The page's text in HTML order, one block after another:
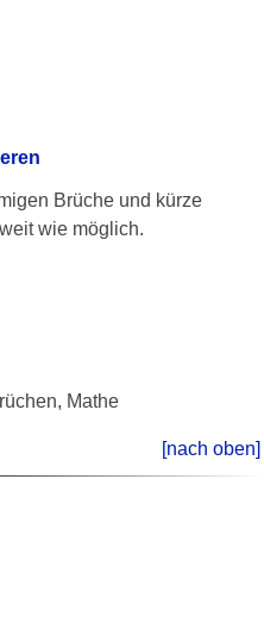
Brüche und kürze
wie möglich.
Mathe
[nach oben]